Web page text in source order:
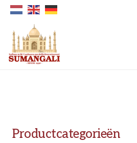
Productcategorieën